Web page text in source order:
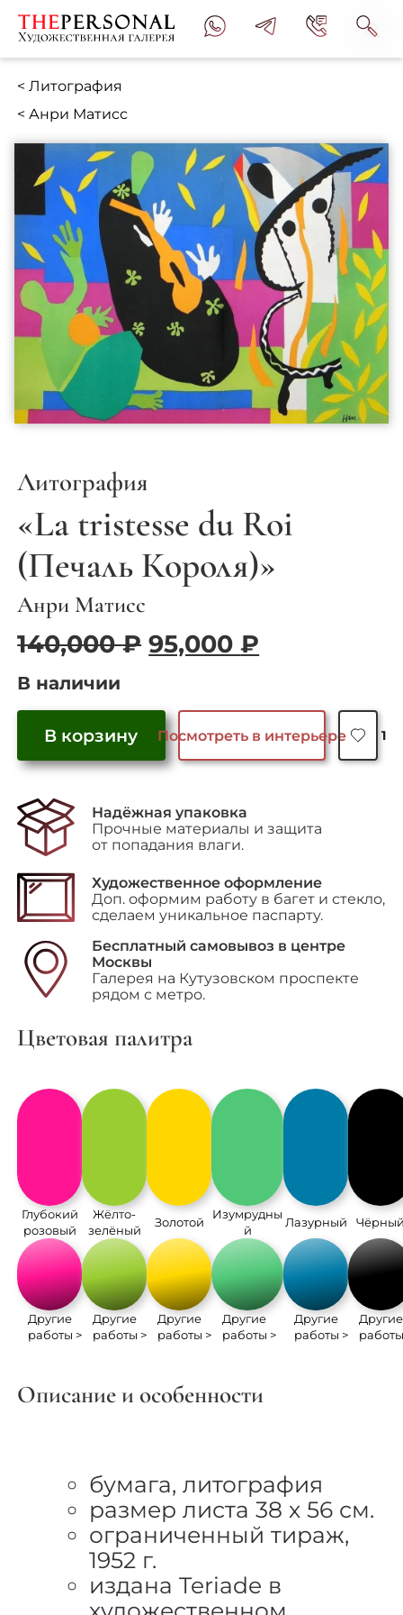
< Литография
< Анри Матисс
Литография
«La tristesse du Roi
(Печаль Короля)»
Анри Матисс
140,000₽ Первоначальная
140,000 ₽.
95,000₽
В наличии
Количество
"La
tristesse
du
Roi
(Печаль
Короля)"
В корзину Посмотреть в интерьере 1
Надёжная упаковка
Прочные материалы и защита
от попадания влаги.
Художественное оформление
Доп. оформим работу в багет и стекло,
сделаем уникальное паспарту.
Бесплатный самовывоз в центре
Москвы
Галерея на Кутузовском проспекте
рядом с метро.
Цветовая палитра
Глубокий
розовый
Другие
работы >
Жёлто-
зелёный
Другие
работы >
Золотой
Другие
работы >
Изумрудны
й
Другие
работы >
Лазурный
Другие
работы >
Другие
Описание и особенности
бумага, литография
размер листа 38 х 56 см.
ограниченный тираж,
1952 г.
издана Teriade в